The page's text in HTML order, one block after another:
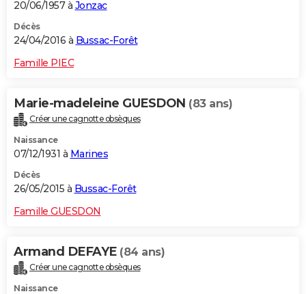
20/06/1957 à Jonzac
Décès
24/04/2016 à Bussac-Forêt
Famille PIEC
Marie-madeleine GUESDON (83 ans)
Créer une cagnotte obsèques
Naissance
07/12/1931 à Marines
Décès
26/05/2015 à Bussac-Forêt
Famille GUESDON
Armand DEFAYE (84 ans)
Créer une cagnotte obsèques
Naissance